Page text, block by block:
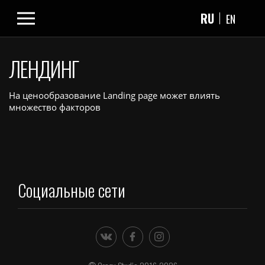
RU EN
ЛЕНДИНГ
На ценообразование Landing page может влиять
множество факторов
Социальные сети